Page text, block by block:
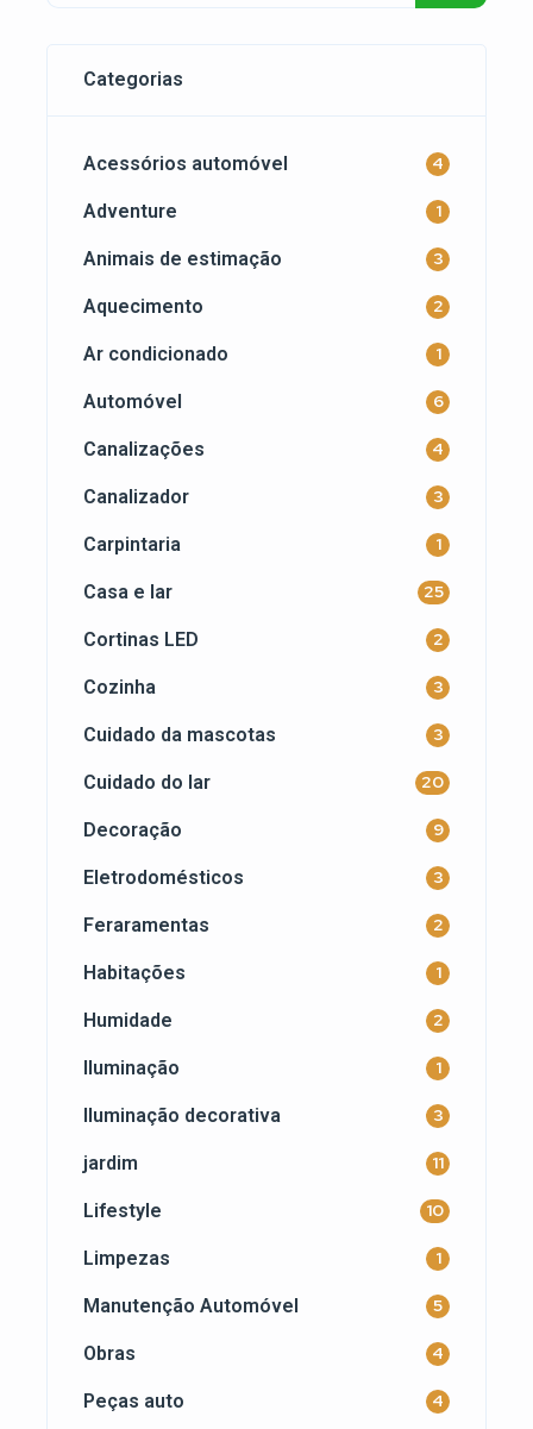
Categorias
Acessórios automóvel 4
Adventure 1
Animais de estimação 3
Aquecimento 2
Ar condicionado 1
Automóvel 6
Canalizações 4
Canalizador 3
Carpintaria 1
Casa e lar 25
Cortinas LED 2
Cozinha 3
Cuidado da mascotas 3
Cuidado do lar 20
Decoração 9
Eletrodomésticos 3
Feraramentas 2
Habitações 1
Humidade 2
Iluminação 1
Iluminação decorativa 3
jardim 11
Lifestyle 10
Limpezas 1
Manutenção Automóvel 5
Obras 4
Peças auto 4